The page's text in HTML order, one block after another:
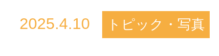
2025.4.10 トピック・写真
はなぶさ消化器・内視鏡
活動のご報